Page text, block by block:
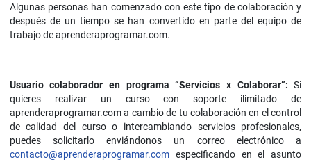
Algunas personas han comenzado con este tipo de colaboración y
después de un tiempo se han convertido en parte del equipo de
trabajo de aprenderaprogramar.com.
Usuario colaborador en programa “Servicios x Colaborar”: Si
quieres realizar un curso con soporte ilimitado de
aprenderaprogramar.com a cambio de tu colaboración en el control
de calidad del curso o intercambiando servicios profesionales,
puedes solicitarlo enviándonos un correo electrónico a
contacto@aprenderaprogramar.comespecificando en el asunto